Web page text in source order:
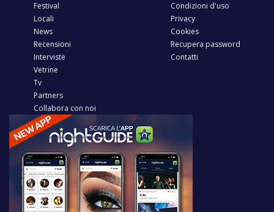
Festival
Locali
News
Recensioni
Interviste
Vetrine
Tv
Partners
Collabora con noi
Condizioni d'uso
Privacy
Cookies
Recupera password
Contatti